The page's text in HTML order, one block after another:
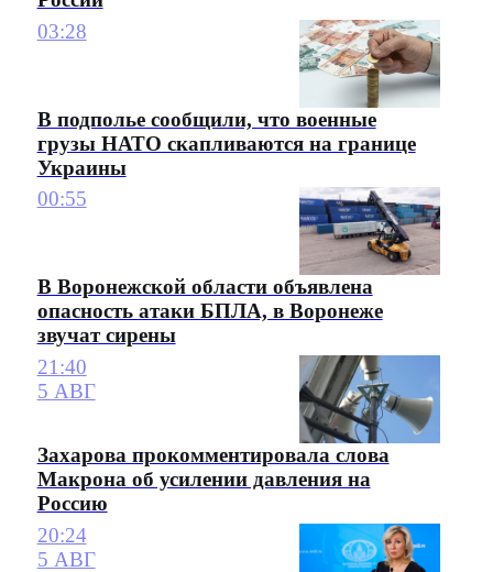
03:28
В подполье сообщили, что военные
грузы НАТО скапливаются на границе
Украины
00:55
В Воронежской области объявлена
опасность атаки БПЛА, в Воронеже
звучат сирены
21:40
5 АВГ
Захарова прокомментировала слова
Макрона об усилении давления на
Россию
20:24
5 АВГ